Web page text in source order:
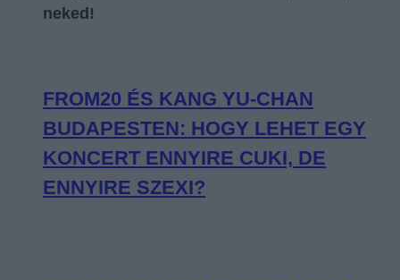
neked!
FROM20 ÉS KANG YU-CHAN
BUDAPESTEN: HOGY LEHET EGY
KONCERT ENNYIRE CUKI, DE
ENNYIRE SZEXI?